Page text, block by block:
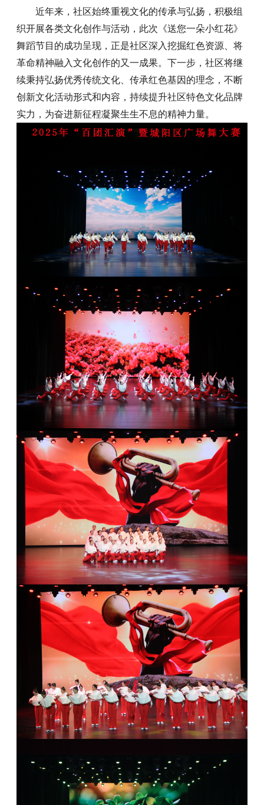
近年来，社区始终重视文化的传承与弘扬，积极组
织开展各类文化创作与活动，此次《送您一朵小红花》
舞蹈节目的成功呈现，正是社区深入挖掘红色资源、将
革命精神融入文化创作的又一成果。下一步，社区将继
续秉持弘扬优秀传统文化、传承红色基因的理念，不断
创新文化活动形式和内容，持续提升社区特色文化品牌
实力，为奋进新征程凝聚生生不息的精神力量。